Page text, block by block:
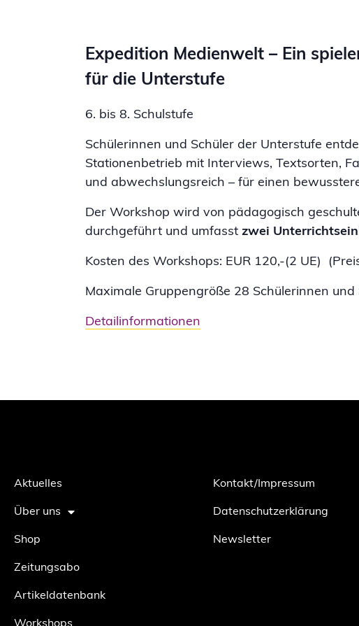
Expedition Medienwelt – Ein
für die Unterstufe
6. bis 8. Schulstufe
Schülerinnen und Schüler der Unterstufe
Stationenbetrieb mit Interviews, Textsorten,
und abwechslungsreich – für einen
Der Workshop wird von pädagogisch
durchgeführt und umfasst zwei
Kosten des Workshops: EUR 120,-(2 UE)
Maximale Gruppengröße 28 Schülerinnen und
Detailinformationen
Aktuelles
Über uns
Shop
Zeitungsabo
Artikeldatenbank
Kontakt/Impressum
Datenschutzerklärung
Newsletter